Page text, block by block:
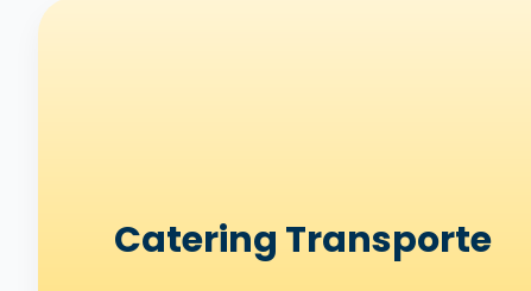
Catering Transporte